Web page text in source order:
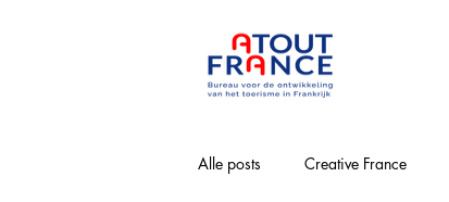
Alle posts Creative France